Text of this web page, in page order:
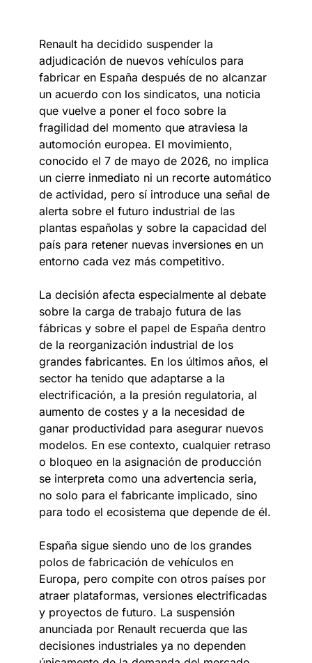
Renault ha decidido suspender la
adjudicación de nuevos vehículos para
fabricar en España después de no alcanzar
un acuerdo con los sindicatos, una noticia
que vuelve a poner el foco sobre la
fragilidad del momento que atraviesa la
automoción europea. El movimiento,
conocido el 7 de mayo de 2026, no implica
un cierre inmediato ni un recorte automático
de actividad, pero sí introduce una señal de
alerta sobre el futuro industrial de las
plantas españolas y sobre la capacidad del
país para retener nuevas inversiones en un
entorno cada vez más competitivo.
La decisión afecta especialmente al debate
sobre la carga de trabajo futura de las
fábricas y sobre el papel de España dentro
de la reorganización industrial de los
grandes fabricantes. En los últimos años, el
sector ha tenido que adaptarse a la
electrificación, a la presión regulatoria, al
aumento de costes y a la necesidad de
ganar productividad para asegurar nuevos
modelos. En ese contexto, cualquier retraso
o bloqueo en la asignación de producción
se interpreta como una advertencia seria,
no solo para el fabricante implicado, sino
para todo el ecosistema que depende de él.
España sigue siendo uno de los grandes
polos de fabricación de vehículos en
Europa, pero compite con otros países por
atraer plataformas, versiones electrificadas
y proyectos de futuro. La suspensión
anunciada por Renault recuerda que las
decisiones industriales ya no dependen